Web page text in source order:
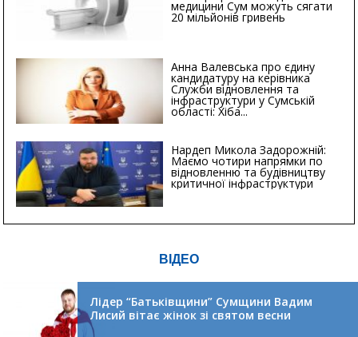
медицини Сум можуть сягати
20 мільйонів гривень
Анна Валевська про єдину
кандидатуру на керівника
Служби відновлення та
інфраструктури у Сумській
області: Хіба...
Нардеп Микола Задорожній:
Маємо чотири напрямки по
відновленню та будівництву
критичної інфраструктури
ВІДЕО
Лідер “Батьківщини” Сумщини Вадим
Лисий вітає жінок зі святом весни